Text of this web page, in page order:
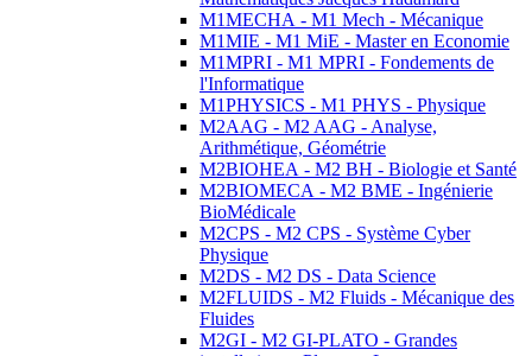
M1MECHA - M1 Mech - Mécanique
M1MIE - M1 MiE - Master en Economie
M1MPRI - M1 MPRI - Fondements de
l'Informatique
M1PHYSICS - M1 PHYS - Physique
M2AAG - M2 AAG - Analyse,
Arithmétique, Géométrie
M2BIOHEA - M2 BH - Biologie et Santé
M2BIOMECA - M2 BME - Ingénierie
BioMédicale
M2CPS - M2 CPS - Système Cyber
Physique
M2DS - M2 DS - Data Science
M2FLUIDS - M2 Fluids - Mécanique des
Fluides
M2GI - M2 GI-PLATO - Grandes